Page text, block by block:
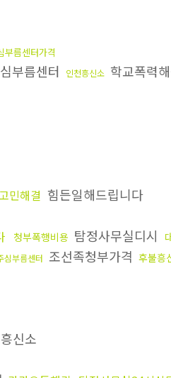
부름센터가격
부름센터 인천흥신소 학교폭력
민해결 힘든일해드립니다
청부폭행비용 탐정사무실디시
심부름센터 조선족청부가격 후불흥
신소